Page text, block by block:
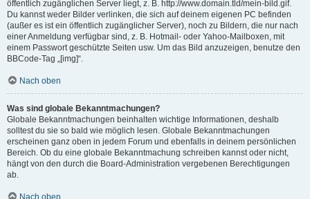
öffentlich zugänglichen Server liegt, z. B. http://www.domain.tld/mein-bild.gif.
Du kannst weder Bilder verlinken, die sich auf deinem eigenen PC befinden
(außer es ist ein öffentlich zugänglicher Server), noch zu Bildern, die nur nach
einer Anmeldung verfügbar sind, z. B. Hotmail- oder Yahoo-Mailboxen, mit
einem Passwort geschützte Seiten usw. Um das Bild anzuzeigen, benutze den
BBCode-Tag „[img]“.
Nach oben
Was sind globale Bekanntmachungen?
Globale Bekanntmachungen beinhalten wichtige Informationen, deshalb
solltest du sie so bald wie möglich lesen. Globale Bekanntmachungen
erscheinen ganz oben in jedem Forum und ebenfalls in deinem persönlichen
Bereich. Ob du eine globale Bekanntmachung schreiben kannst oder nicht,
hängt von den durch die Board-Administration vergebenen Berechtigungen
ab.
Nach oben